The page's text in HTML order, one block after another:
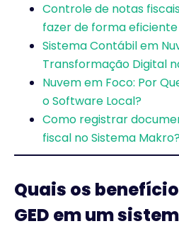
Controle de notas
fazer de forma
Sistema Contábil em
Transformação Digital
Nuvem em Foco: Por
o Software Local?
Como registrar
fiscal no Sistema
Quais os
GED em um